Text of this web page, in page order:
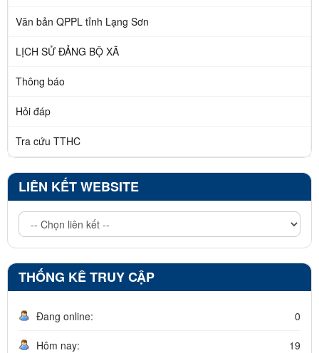
Văn bản QPPL tỉnh Lạng Sơn
LỊCH SỬ ĐẢNG BỘ XÃ
Thông báo
Hỏi đáp
Tra cứu TTHC
LIÊN KẾT WEBSITE
THỐNG KÊ TRUY CẬP
Đang online: 0
Hôm nay: 19